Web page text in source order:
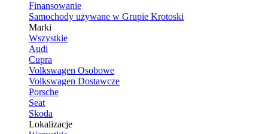
Finansowanie
Samochody używane w Grupie Krotoski
Marki
Wszystkie
Audi
Cupra
Volkswagen Osobowe
Volkswagen Dostawcze
Porsche
Seat
Skoda
Lokalizacje